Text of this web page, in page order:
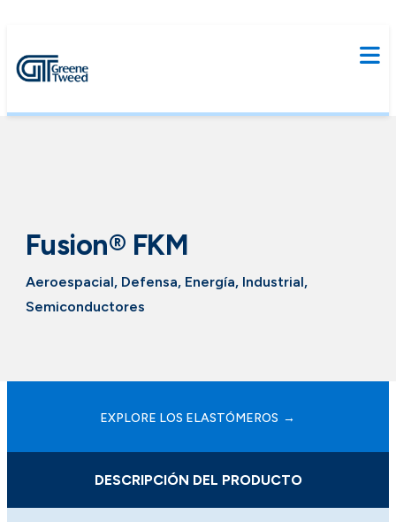
Fusion® FKM
Aeroespacial, Defensa, Energía, Industrial,
Semiconductores
EXPLORE LOS ELASTÓMEROS
DESCRIPCIÓN DEL PRODUCTO